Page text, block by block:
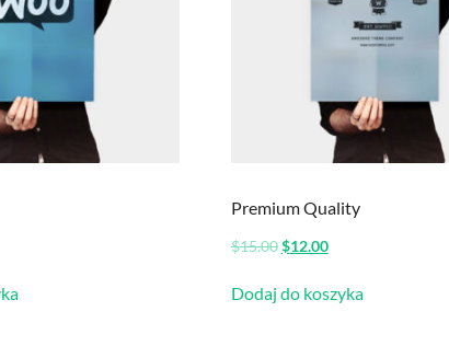
Premium Quality
$15.00 Pierwotna
wynosiła:
$12.00Aktualna
wynosi:
Dodaj do koszyka